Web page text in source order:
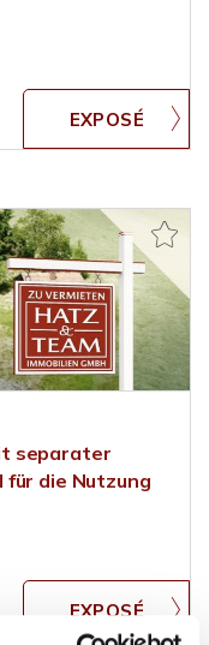
separater
für die Nutzung